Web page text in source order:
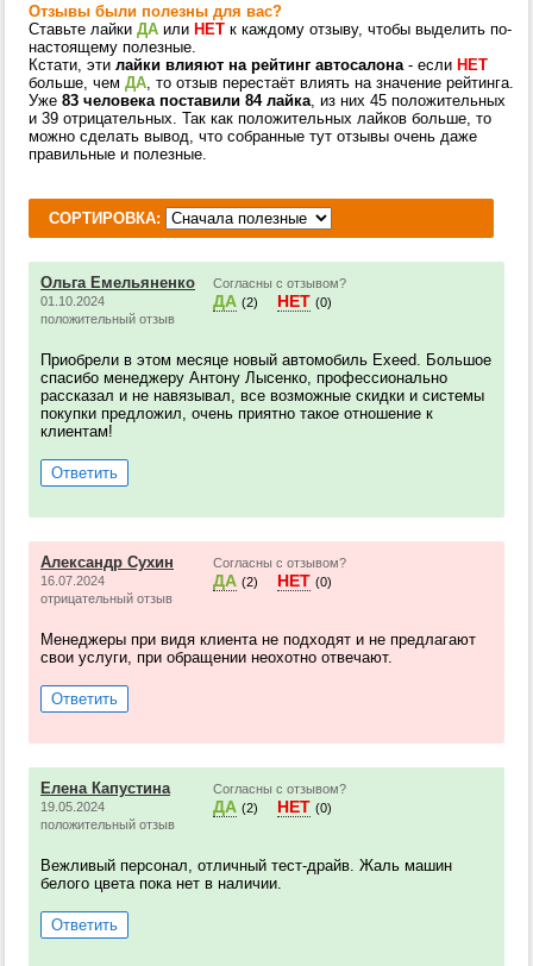
Отзывы были полезны для вас?
Ставьте лайки ДА или НЕТ к каждому отзыву, чтобы выделить по-
настоящему полезные.
Кстати, эти лайки влияют на рейтинг автосалона- если НЕТ
больше, чем ДА, то отзыв перестаёт влиять на значение рейтинга.
Уже 83 человека поставили 84 лайка, из них 45 положительных
и 39 отрицательных. Так как положительных лайков больше, то
можно сделать вывод, что собранные тут отзывы очень даже
правильные и полезные.
СОРТИРОВКА:
Ольга Емельяненко
01.10.2024
положительный отзыв
Согласны с отзывом?
ДА (2) НЕТ (0)
Приобрели в этом месяце новый автомобиль Exeed. Большое
спасибо менеджеру Антону Лысенко, профессионально
рассказал и не навязывал, все возможные скидки и системы
покупки предложил, очень приятно такое отношение к
клиентам!
Ответить
Александр Сухин
16.07.2024
отрицательный отзыв
Согласны с отзывом?
ДА (2) НЕТ (0)
Менеджеры при видя клиента не подходят и не предлагают
свои услуги, при обращении неохотно отвечают.
Ответить
Елена Капустина
19.05.2024
положительный отзыв
Согласны с отзывом?
ДА (2) НЕТ (0)
Вежливый персонал, отличный тест-драйв. Жаль машин
белого цвета пока нет в наличии.
Ответить